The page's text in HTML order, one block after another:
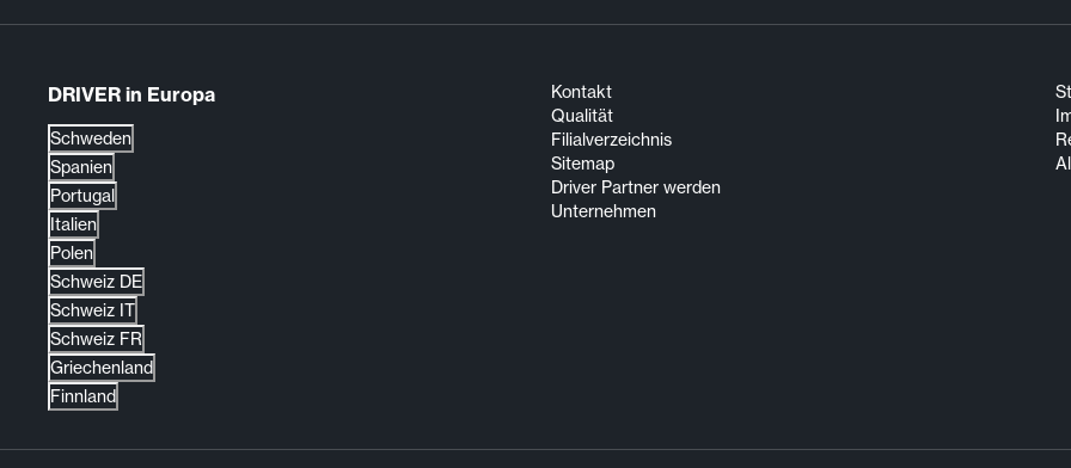
DRIVER in Europa
Schweden
Spanien
Portugal
Italien
Polen
Schweiz DE
Schweiz IT
Schweiz FR
Griechenland
Finnland
Kontakt
Qualität
Filialverzeichnis
Sitemap
Driver Partner werden
Unternehmen